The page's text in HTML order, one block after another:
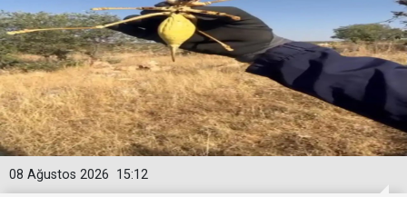
15:12
08 Ağustos 2026